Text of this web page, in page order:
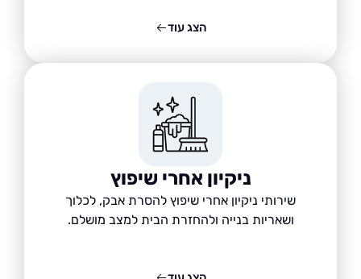
ניקיון אחרי שיפוץ
שירותי ניקיון אחרי שיפוץ להסרת אבק, לכלוך
ושאריות בנייה ולהחזרת הבית למצב מושלם.